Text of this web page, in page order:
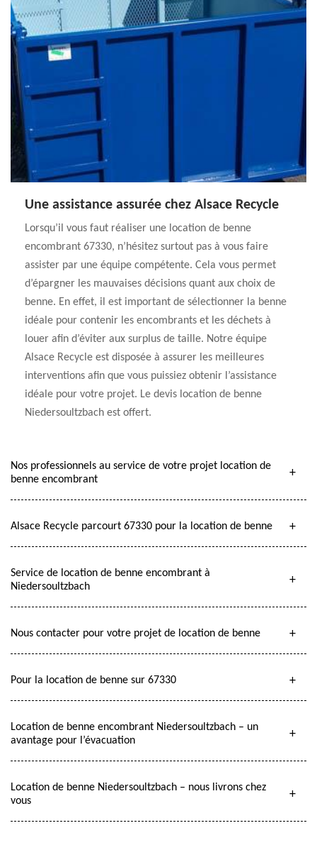
Une assistance assurée chez Alsace Recycle
Lorsqu’il vous faut réaliser une location de benne
encombrant 67330, n’hésitez surtout pas à vous faire
assister par une équipe compétente. Cela vous permet
d’épargner les mauvaises décisions quant aux choix de
benne. En effet, il est important de sélectionner la benne
idéale pour contenir les encombrants et les déchets à
louer afin d’éviter aux surplus de taille. Notre équipe
Alsace Recycle est disposée à assurer les meilleures
interventions afin que vous puissiez obtenir l’assistance
idéale pour votre projet. Le devis location de benne
Niedersoultzbach est offert.
Nos professionnels au service de votre projet location de
benne encombrant
Alsace Recycle parcourt 67330 pour la location de benne
Service de location de benne encombrant à
Niedersoultzbach
Nous contacter pour votre projet de location de benne
Pour la location de benne sur 67330
Location de benne encombrant Niedersoultzbach – un
avantage pour l’évacuation
Location de benne Niedersoultzbach – nous livrons chez
vous